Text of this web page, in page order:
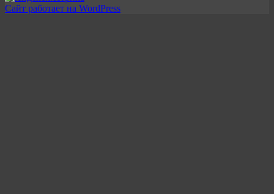
Сайт работает на WordPress